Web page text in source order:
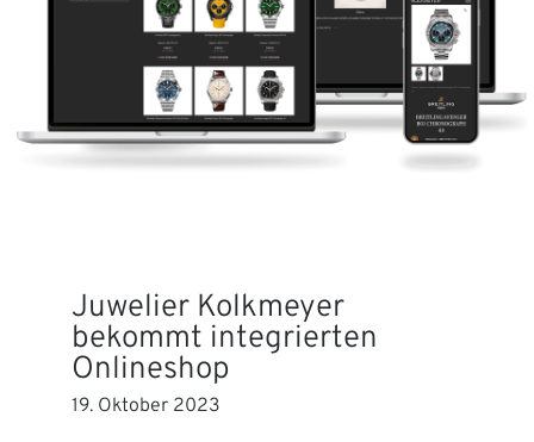
Juwelier Kolkmeyer
bekommt integrierten
Onlineshop
19. Oktober 2023